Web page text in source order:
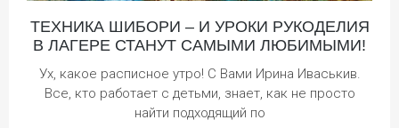
ТЕХНИКА ШИБОРИ – И УРОКИ РУКОДЕЛИЯ
В ЛАГЕРЕ СТАНУТ САМЫМИ ЛЮБИМЫМИ!
Ух, какое расписное утро! С Вами Ирина Иваськив.
Все, кто работает с детьми, знает, как не просто
найти подходящий по